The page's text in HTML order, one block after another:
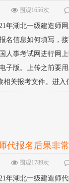
围观1656次
年湖北一级建造师
名信息如何填写，
人事考试网进行网
子版。上传之前要
关报考文件。进入
代报名后果非
围观1789次
年湖北一级建造师